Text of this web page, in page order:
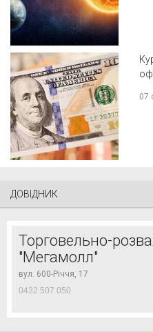
07
ДОВІДНИК
Торговельно-
"Мегамолл"
вул. 600-Річчя, 17
0432 507 050